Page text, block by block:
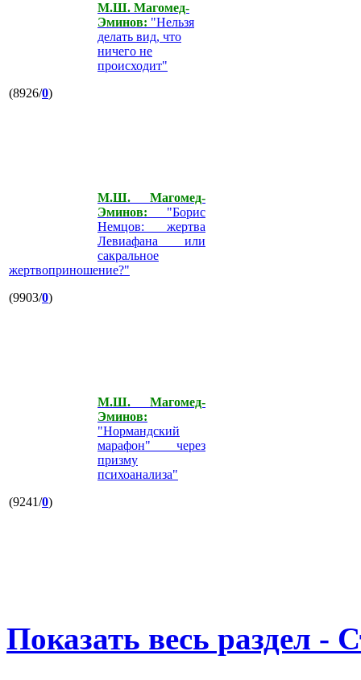
М.Ш. Магомед-
Эминов: "Нельзя
делать вид, что
ничего не
происходит"
(8926/0)
М.Ш. Магомед-
Эминов: "Борис
Немцов: жертва
Левиафана или
сакральное
жертвоприношение?"
(9903/0)
М.Ш. Магомед-
Эминов:
"Нормандский
марафон" через
призму
психоанализа"
(9241/0)
Показать весь раздел -